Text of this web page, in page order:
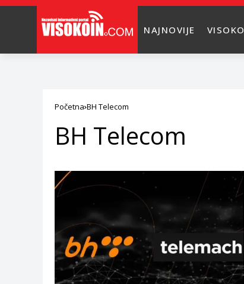
NAJNOVIJE VISOKO
Početna BH Telecom
BH Telecom